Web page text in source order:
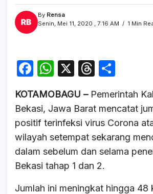
By Rensa
Senin, Mei 11, 2020 , 7:16 AM
1 Min
F
c
e
b
o
o
k
W
at
s
A
p
p
X
T
e
a
d
s
ar
e
KOTAMOBAGU –Pemerintah
Bekasi, Jawa Barat mencatat
positif terinfeksi virus Corona
wilayah setempat sekarang
dalam sebelum dan selama
Bekasi tahap 1 dan 2.
Jumlah ini meningkat hingga 48